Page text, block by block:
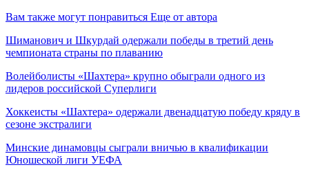
Вам также могут понравиться Еще от автора
Шиманович и Шкурдай одержали победы в третий день
чемпионата страны по плаванию
Волейболисты «Шахтера» крупно обыграли одного из
лидеров российской Суперлиги
Хоккеисты «Шахтера» одержали двенадцатую победу кряду в
сезоне экстралиги
Минские динамовцы сыграли вничью в квалификации
Юношеской лиги УЕФА